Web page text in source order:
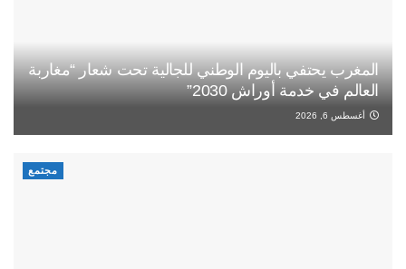
المغرب يحتفي باليوم الوطني للجالية تحت شعار “مغاربة
العالم في خدمة أوراش 2030”
أغسطس 6, 2026
مجتمع